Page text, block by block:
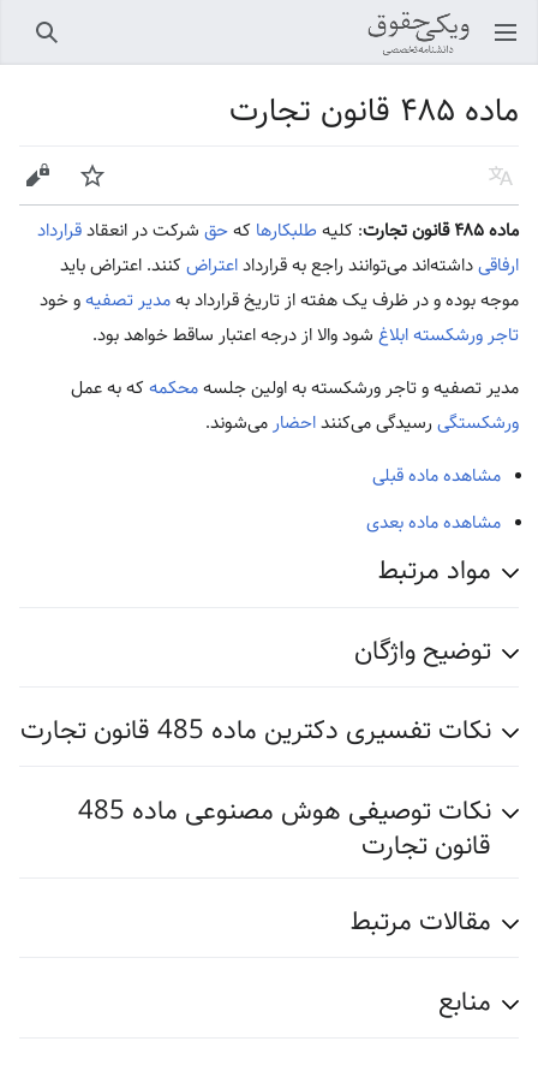
باز کردن منو اصلی جستجو
ماده ۴۸۵ قانون تجارت
زبان پیگیری ویرایش
ماده ۴۸۵ قانون تجارت : کلیه طلبکارها کهحق شرکت در انعقادقرارداد
ارفاقیداشته‌اند می‌توانند راجع به قرارداداعتراضکنند. اعتراض باید
موجه بوده و در ظرف یک هفته از تاریخ قرارداد بهمدیر تصفیهو خود
تاجرورشکستهابلاغ شود والا از درجه اعتبار ساقط خواهد بود.
مدیر تصفیه و تاجر ورشکسته به اولین جلسهمحکمهکه به عمل
ورشکستگی رسیدگی می‌کننداحضارمی‌شوند.
مشاهده ماده قبلی
مشاهده ماده بعدی
مواد مرتبط
توضیح واژگان
نکات تفسیری دکترین ماده 485 قانون تجارت
نکات توصیفی هوش مصنوعی ماده 485
قانون تجارت
مقالات مرتبط
منابع